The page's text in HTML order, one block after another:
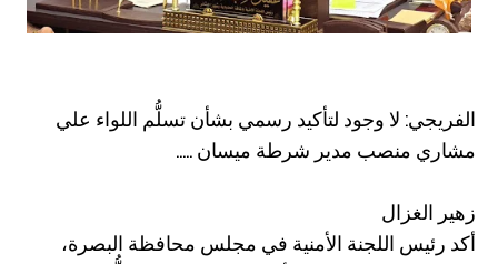
الفريجي: لا وجود لتأكيد رسمي بشأن تسلُّم اللواء علي
مشاري منصب مدير شرطة ميسان .....
زهير الغزال
أكد رئيس اللجنة الأمنية في مجلس محافظة البصرة،